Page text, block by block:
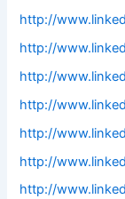
http://
http://
http://
http://
http://
http://
http://